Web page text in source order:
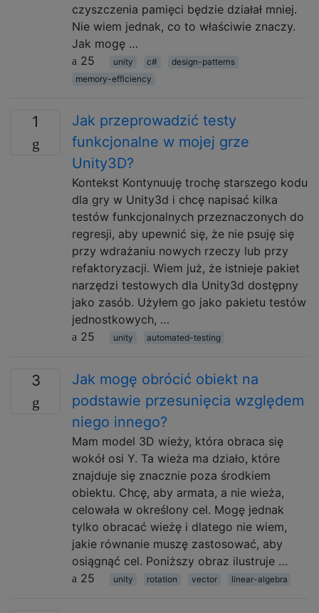
czyszczenia pamięci będzie działał mniej.
Nie wiem jednak, co to właściwie znaczy.
Jak mogę …
25
unity c#
design-patterns
memory-efficiency
1
Jak przeprowadzić testy
funkcjonalne w mojej grze
Unity3D?
Kontekst Kontynuuję trochę starszego kodu
dla gry w Unity3d i chcę napisać kilka
testów funkcjonalnych przeznaczonych do
regresji, aby upewnić się, że nie psuję się
przy wdrażaniu nowych rzeczy lub przy
refaktoryzacji. Wiem już, że istnieje pakiet
narzędzi testowych dla Unity3d dostępny
jako zasób. Użyłem go jako pakietu testów
jednostkowych, …
25
unity automated-testing
3
Jak mogę obrócić obiekt na
podstawie przesunięcia względem
niego innego?
Mam model 3D wieży, która obraca się
wokół osi Y. Ta wieża ma działo, które
znajduje się znacznie poza środkiem
obiektu. Chcę, aby armata, a nie wieża,
celowała w określony cel. Mogę jednak
tylko obracać wieżę i dlatego nie wiem,
jakie równanie muszę zastosować, aby
osiągnąć cel. Poniższy obraz ilustruje …
25
unity rotation vector linear-algebra